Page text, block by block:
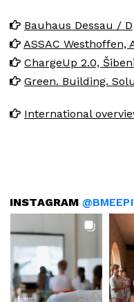
Bauhaus Dessau / D
ASSAC Westhoffen,
ChargeUp 2.0,
Green. Building.
International
INSTAGRAM